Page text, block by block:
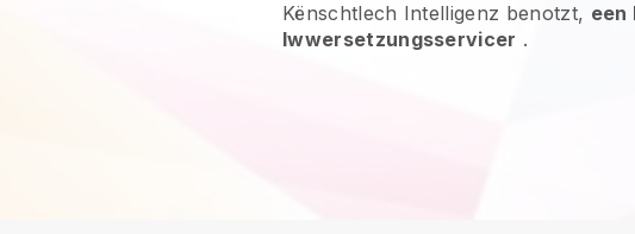
Kënschtlech Intelligenz benotzt, een
Iwwersetzungsservicer .